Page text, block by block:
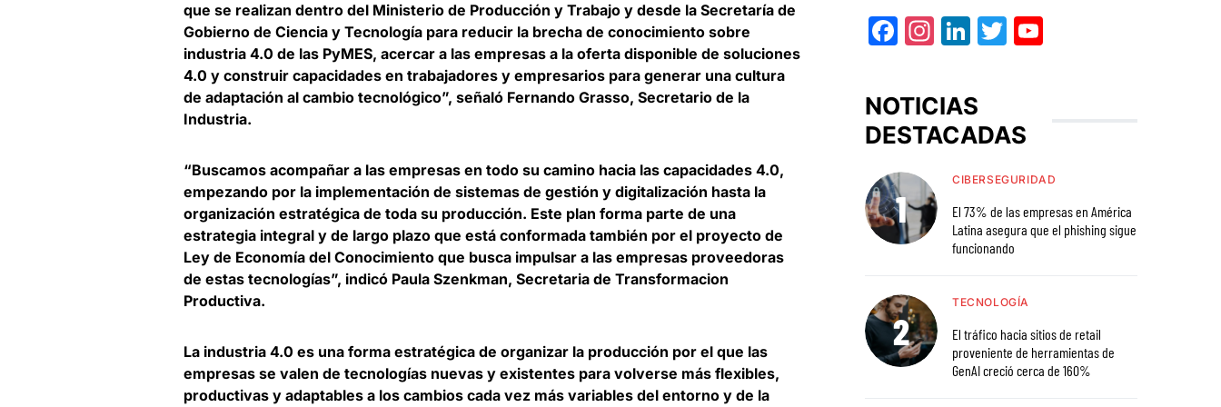
que se realizan dentro del Ministerio de Producción y Trabajo y desde la Secretaría de
Gobierno de Ciencia y Tecnología para reducir la brecha de conocimiento sobre
industria 4.0 de las PyMES, acercar a las empresas a la oferta disponible de soluciones
4.0 y construir capacidades en trabajadores y empresarios para generar una cultura
de adaptación al cambio tecnológico”, señaló Fernando Grasso, Secretario de la
Industria.
“Buscamos acompañar a las empresas en todo su camino hacia las capacidades 4.0,
empezando por la implementación de sistemas de gestión y digitalización hasta la
organización estratégica de toda su producción. Este plan forma parte de una
estrategia integral y de largo plazo que está conformada también por el proyecto de
Ley de Economía del Conocimiento que busca impulsar a las empresas proveedoras
de estas tecnologías”, indicó Paula Szenkman, Secretaria de Transformacion
Productiva.
La industria 4.0 es una forma estratégica de organizar la producción por el que las
empresas se valen de tecnologías nuevas y existentes para volverse más flexibles,
productivas y adaptables a los cambios cada vez más variables del entorno y de la
Facebook
Instagram
LinkedIn
Twitter
NOTICIAS
DESTACADAS
CIBERSEGURIDAD
El 73% de las empresas en América
Latina asegura que el phishing sigue
funcionando
TECNOLOGÍA
El tráfico hacia sitios de retail
proveniente de herramientas de
GenAI creció cerca de 160%